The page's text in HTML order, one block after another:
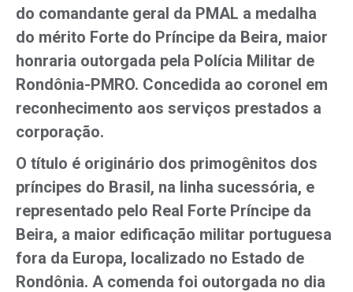
do comandante geral da PMAL a medalha
do mérito Forte do Príncipe da Beira, maior
honraria outorgada pela Polícia Militar de
Rondônia-PMRO. Concedida ao coronel em
reconhecimento aos serviços prestados a
corporação.
O título é originário dos primogênitos dos
príncipes do Brasil, na linha sucessória, e
representado pelo Real Forte Príncipe da
Beira, a maior edificação militar portuguesa
fora da Europa, localizado no Estado de
Rondônia. A comenda foi outorgada no dia